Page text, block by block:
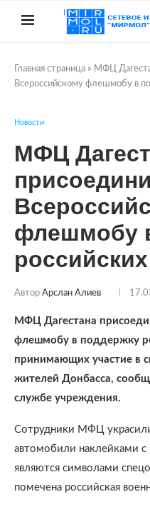
Главная страница » МФЦ
Всероссийскому флешмобу в
Новости
МФЦ
флешмобу
Автор Арслан Алиев
МФЦ Дагестана
флешмобу в поддержку
принимающих участие в
жителей Донбасса,
службе учреждения.
Сотрудники МФЦ
автомобили наклейками
являются символами
помечена российская